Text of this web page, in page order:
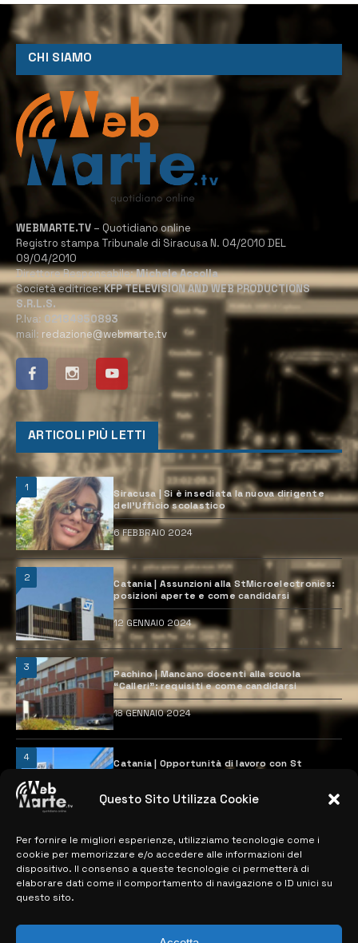
Questo Sito Utilizza Cookie
Per fornire le migliori esperienze, utilizziamo tecnologie come i
cookie per memorizzare e/o accedere alle informazioni del
dispositivo. Il consenso a queste tecnologie ci permetterà di
elaborare dati come il comportamento di navigazione o ID unici su
questo sito.
CHI SIAMO
WEBMARTE.TV – Quotidiano online
Registro stampa Tribunale di Siracusa N. 04/2010 DEL
09/04/2010
Direttore Responsabile:Michele Accolla
Società editrice:KFP TELEVISION AND WEB PRODUCTIONS
S.R.L.S.
P.Iva: 02184950893
mail: redazione@webmarte.tv
ARTICOLI PIÙ LETTI
1
Siracusa | Si è insediata la nuova dirigente
dell’Ufficio scolastico
6 FEBBRAIO 2024
2
Catania | Assunzioni alla StMicroelectronics:
posizioni aperte e come candidarsi
12 GENNAIO 2024
3
Pachino | Mancano docenti alla scuola
“Calleri”: requisiti e come candidarsi
18 GENNAIO 2024
4
Catania | Opportunità di lavoro con St
28 MARZO 2024
MAPPA DEL SITO
> NOTIZIE